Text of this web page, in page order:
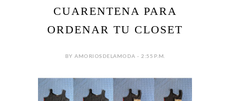
CUARENTENA PARA
ORDENAR TU CLOSET
BY AMORIOSDELAMODA - 2:55 P.M.